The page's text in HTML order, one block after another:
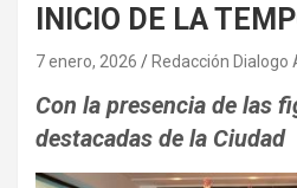
INICIO DE LA
7 enero, 2026 Redacción Dialogo
Con la presencia de las
destacadas de la Ciudad